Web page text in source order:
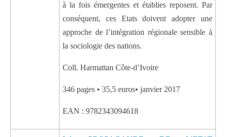
à la fois émergentes et établies reposent. Par
conséquent, ces Etats doivent adopter une
approche de l’intégration régionale sensible à
la sociologie des nations.
Coll. Harmattan Côte-d’Ivoire
346 pages • 35,5 euros• janvier 2017
EAN : 9782343094618